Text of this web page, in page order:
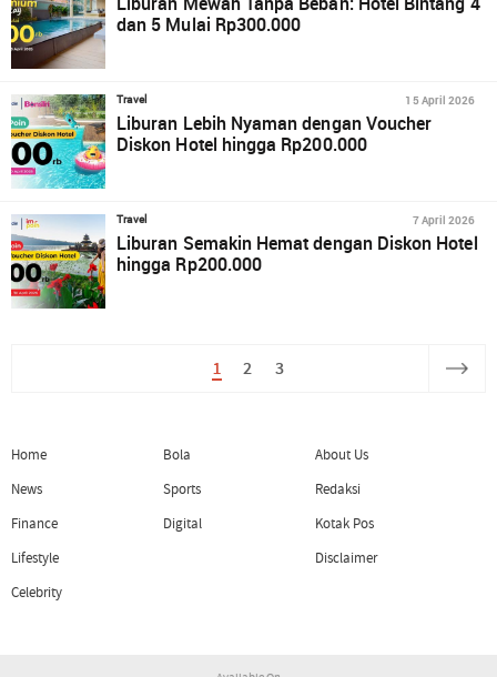
dan 5 Mulai Rp300.000
Travel 15 April 2026
Liburan Lebih Nyaman dengan Voucher
Diskon Hotel hingga Rp200.000
Travel 7 April 2026
Liburan Semakin Hemat dengan Diskon Hotel
hingga Rp200.000
1 2 3
Home
News
Finance
Lifestyle
Celebrity
Bola
Sports
Digital
About Us
Redaksi
Kotak Pos
Disclaimer